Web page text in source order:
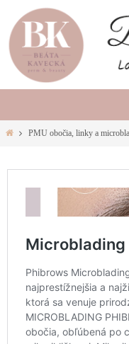
content
HomePMU obočia, linky a